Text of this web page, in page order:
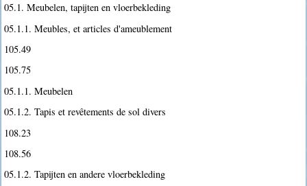
05.1. Meubelen, tapijten en vloerbekleding
05.1.1. Meubles, et articles d'ameublement
105.49
105.75
05.1.1. Meubelen
05.1.2. Tapis et revêtements de sol divers
108.23
108.56
05.1.2. Tapijten en andere vloerbekleding